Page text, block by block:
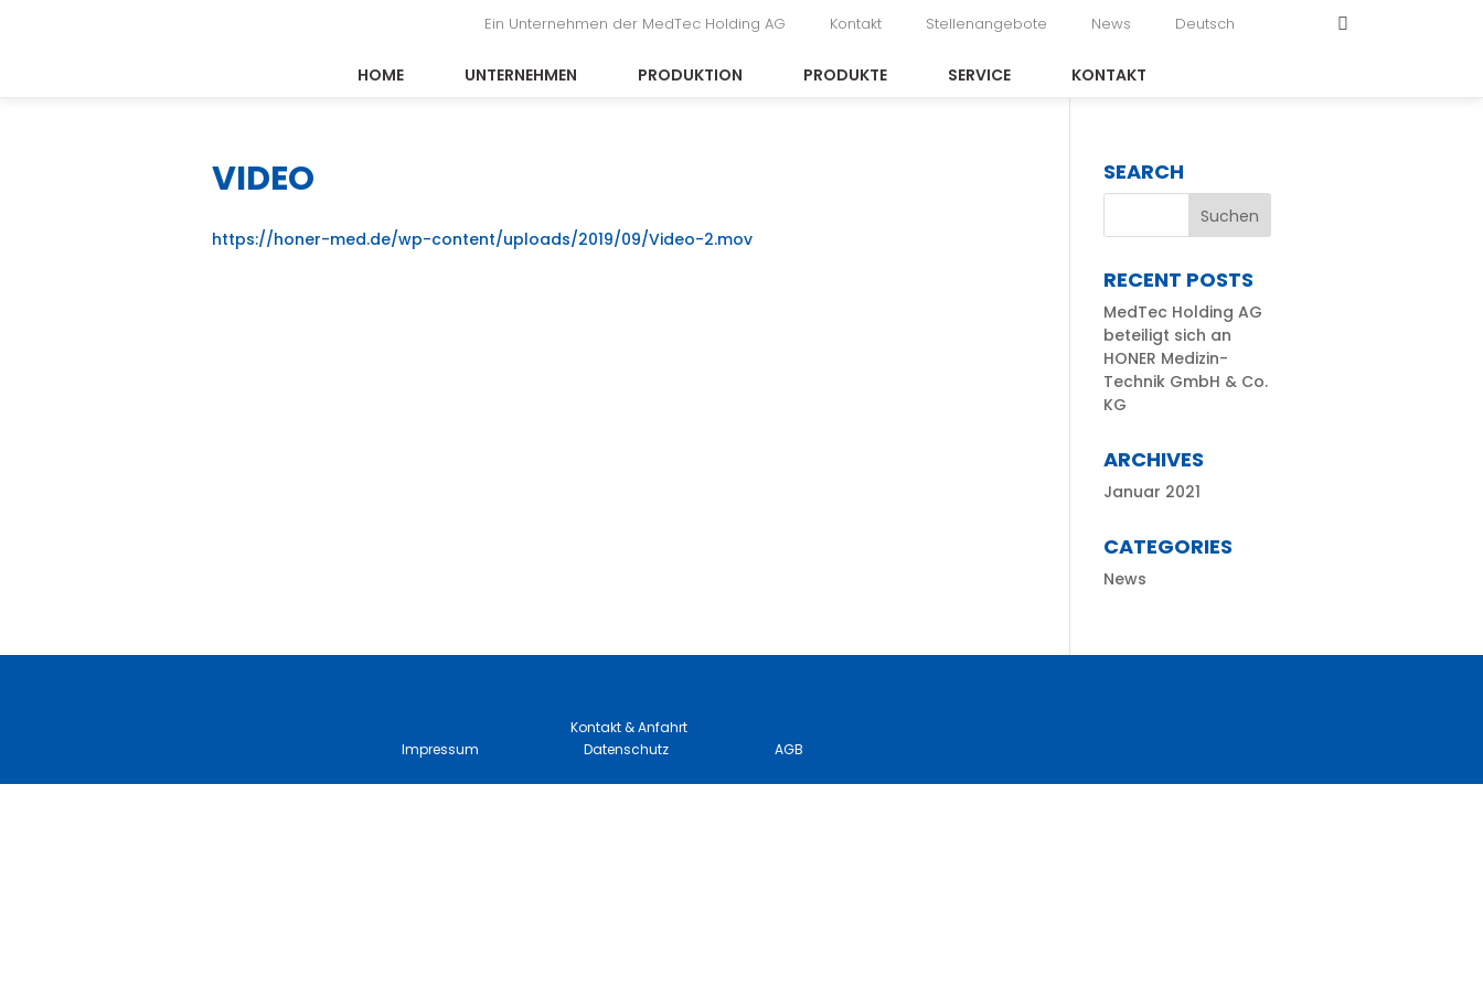
Ein Unternehmen der MedTec Holding AG Kontakt Stellenangebote News Deutsch
HOME UNTERNEHMEN PRODUKTION PRODUKTE SERVICE KONTAKT
VIDEO
https://honer-med.de/wp-content/uploads/2019/09/Video-2.mov
SEARCH
RECENT POSTS
MedTec Holding AG
beteiligt sich an
HONER Medizin-
Technik GmbH & Co.
KG
ARCHIVES
Januar 2021
CATEGORIES
News
Kontakt & Anfahrt
Impressum
Datenschutz AGB